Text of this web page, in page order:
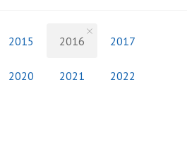
2015 2016 2017
2020 2021 2022